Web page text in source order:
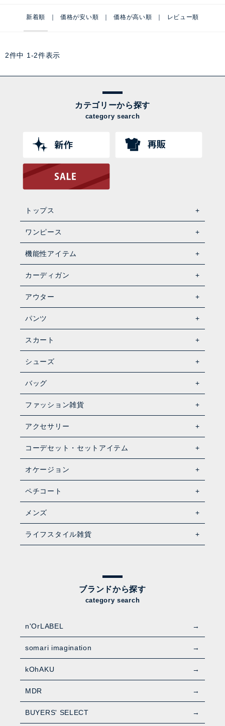
新着順 価格が安い順 価格が高い順 レビュー順
2件中 1 -2件表示
カテゴリーから探す
category search
トップス
ワンピース
機能性アイテム
カーディガン
アウター
パンツ
スカート
シューズ
バッグ
ファッション雑貨
アクセサリー
コーデセット・セットアイテム
オケージョン
ペチコート
メンズ
ライフスタイル雑貨
ブランドから探す
category search
n'OrLABEL
somari imagination
kOhAKU
MDR
BUYERS' SELECT